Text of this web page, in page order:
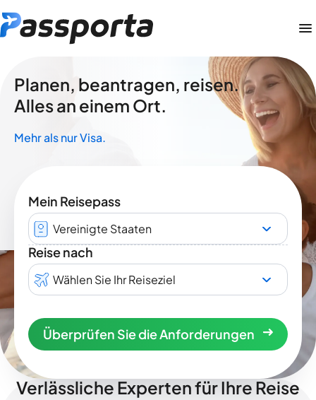
Planen, beantragen, reisen.
Alles an einem Ort.
Mehr als nur Visa.
Mein Reisepass
Vereinigte Staaten
Reise nach
Wählen Sie Ihr Reiseziel
Überprüfen Sie die Anforderungen
Verlässliche Experten für Ihre Reise